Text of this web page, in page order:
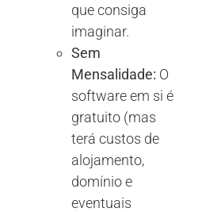
que consiga
imaginar.
Sem
Mensalidade: O
software em si é
gratuito (mas
terá custos de
alojamento,
domínio e
eventuais